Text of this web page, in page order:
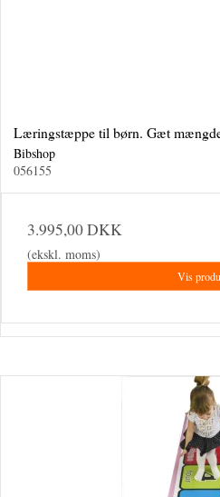
Læringstæppe til børn. Gæt
Bibshop
056155
3.995,00 DKK
(ekskl. moms)
Vis